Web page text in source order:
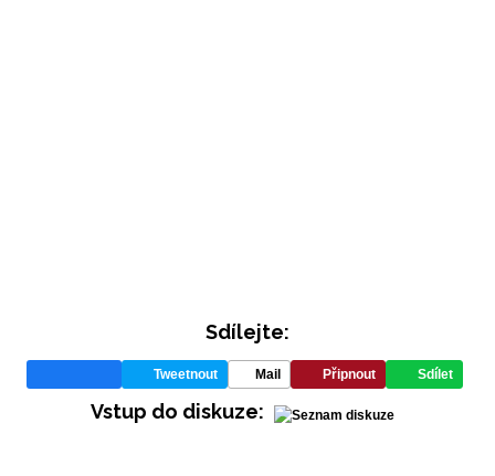
Sdílejte:
Tweetnout Mail Připnout Sdílet
Vstup do diskuze: